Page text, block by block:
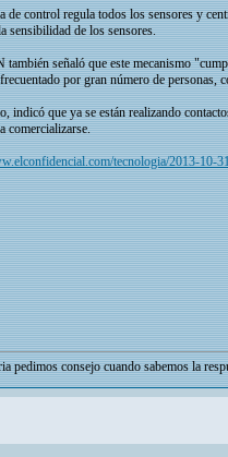
de control regula todos los sensores y
sensibilidad de los sensores.
también señaló que este mecanismo
por gran número de personas,
indicó que ya se están realizando
comercializarse.
tecnologia/2013-10-
pedimos consejo cuando sabemos la